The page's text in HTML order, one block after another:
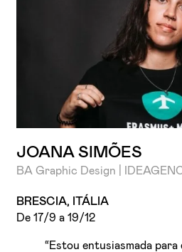
JOANA SIMÕES
BA Graphic Design |
BRESCIA, ITÁLIA
De 17/9 a 19/12
“Estou entusiasmada para